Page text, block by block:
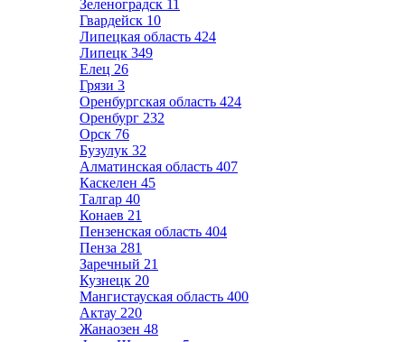
Зеленоградск 11
Гвардейск 10
Липецкая область 424
Липецк 349
Елец 26
Грязи 3
Оренбургская область 424
Оренбург 232
Орск 76
Бузулук 32
Алматинская область 407
Каскелен 45
Талгар 40
Конаев 21
Пензенская область 404
Пенза 281
Заречный 21
Кузнецк 20
Мангистауская область 400
Актау 220
Жанаозен 48